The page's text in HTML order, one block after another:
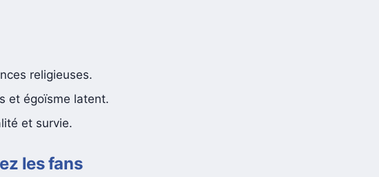
religieuses.
et égoïsme latent.
et survie.
les fans